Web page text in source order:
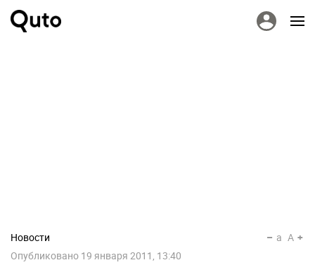
Новости
Опубликовано 19 января 2011, 13:40
a A